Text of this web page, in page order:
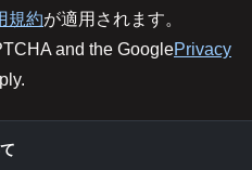
規約が適用されます。
and the GooglePrivacy